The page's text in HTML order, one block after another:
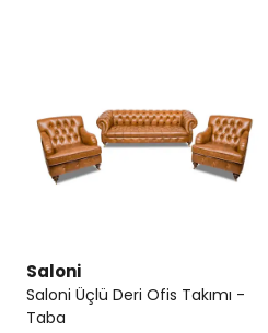
Saloni
Saloni Üçlü Deri Ofis Takımı -
Taba